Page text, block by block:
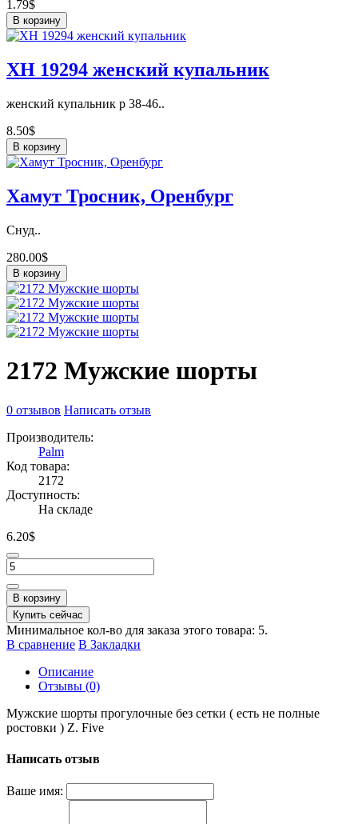
1.79$
В корзину
ХН 19294 женский купальник
женский купальник р 38-46..
8.50$
В корзину
Хамут Тросник, Оренбург
Снуд..
280.00$
В корзину
2172 Мужские шорты
0 отзывов Написать отзыв
Производитель:
Palm
Код товара:
2172
Доступность:
На складе
6.20$
В корзину
Купить сейчас
Минимальное кол-во для заказа этого товара: 5.
В сравнение В Закладки
Описание
Отзывы (0)
Мужские шорты прогулочные без сетки ( есть не полные
ростовки ) Z. Five
Написать отзыв
Ваше имя: